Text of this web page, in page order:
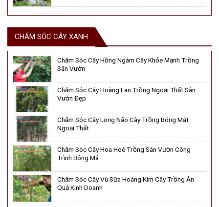
CHĂM SÓC CÂY XANH
Chăm Sóc Cây Hồng Ngâm Cây Khỏe Mạnh Trồng
Sân Vườn
Chăm Sóc Cây Hoàng Lan Trồng Ngoại Thất Sân
Vườn Đẹp
Chăm Sóc Cây Long Não Cây Trồng Bóng Mát
Ngoại Thất
Chăm Sóc Cây Hoa Hoè Trồng Sân Vườn Công
Trình Bóng Má
Chăm Sóc Cây Vú Sữa Hoàng Kim Cây Trồng Ăn
Quả Kinh Doanh